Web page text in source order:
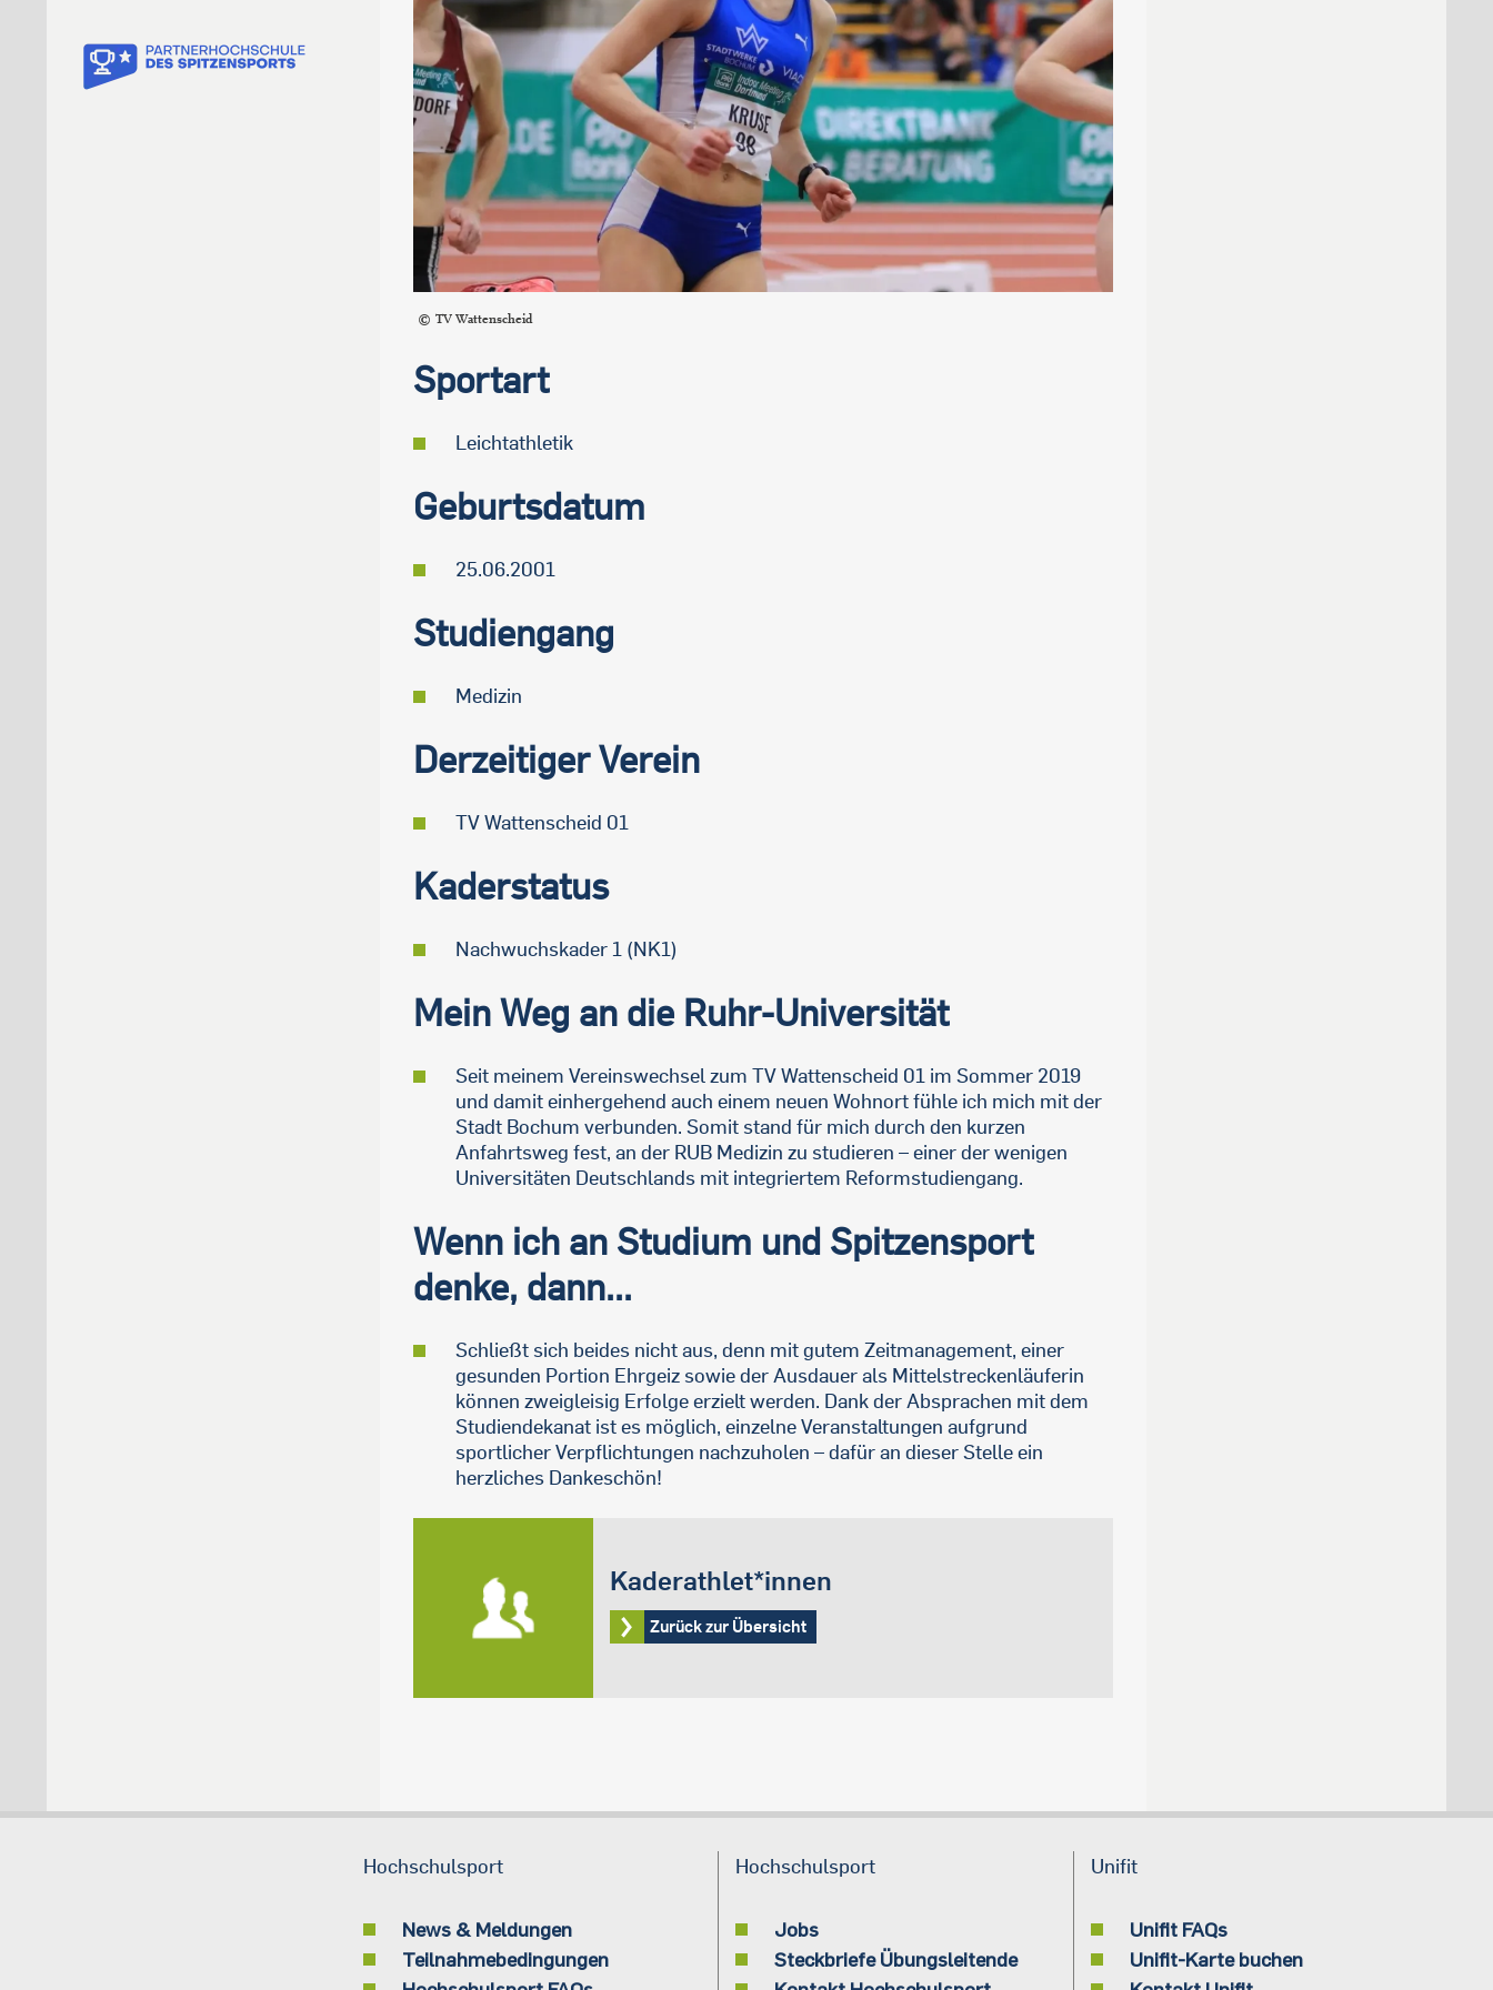
TV Wattenscheid
Sportart
Leichtathletik
Geburtsdatum
25.06.2001
Studiengang
Medizin
Derzeitiger Verein
TV Wattenscheid 01
Kaderstatus
Nachwuchskader 1 (NK1)
Mein Weg an die Ruhr-Universität
Seit meinem Vereinswechsel zum TV Wattenscheid 01 im Sommer 2019
und damit einhergehend auch einem neuen Wohnort fühle ich mich mit der
Stadt Bochum verbunden. Somit stand für mich durch den kurzen
Anfahrtsweg fest, an der RUB Medizin zu studieren – einer der wenigen
Universitäten Deutschlands mit integriertem Reformstudiengang.
Wenn ich an Studium und Spitzensport
denke, dann...
Schließt sich beides nicht aus, denn mit gutem Zeitmanagement, einer
gesunden Portion Ehrgeiz sowie der Ausdauer als Mittelstreckenläuferin
können zweigleisig Erfolge erzielt werden. Dank der Absprachen mit dem
Studiendekanat ist es möglich, einzelne Veranstaltungen aufgrund
sportlicher Verpflichtungen nachzuholen – dafür an dieser Stelle ein
herzliches Dankeschön!
Kaderathlet*innen
Zurück zur Übersicht
Hochschulsport
News & Meldungen
Teilnahmebedingungen
Hochschulsport
Jobs
Steckbriefe Übungsleitende
Unifit
Unifit FAQs
Unifit-Karte buchen